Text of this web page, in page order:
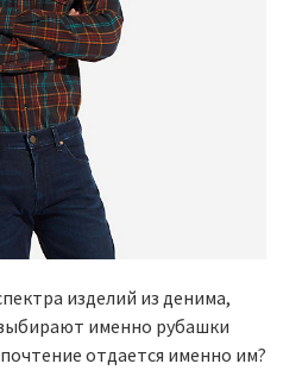
изделий из денима,
именно рубашки
отдается именно им?